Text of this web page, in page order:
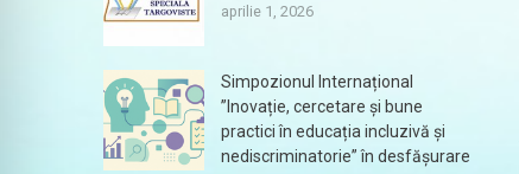
aprilie 1, 2026
Simpozionul Internațional
”Inovație, cercetare și bune
practici în educația incluzivă și
nediscriminatorie” în desfășurare